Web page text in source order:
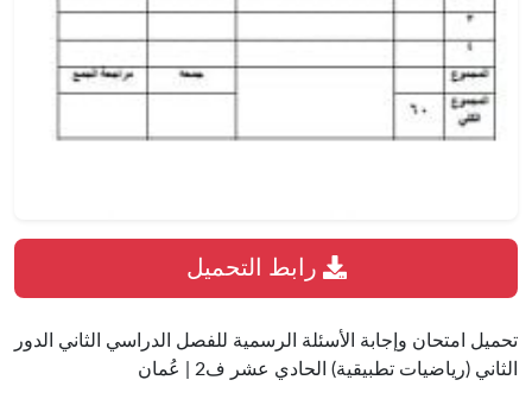
تحميل امتحان وإجابة الأسئلة الرسمية للفصل الدراسي الثاني الدور
الثاني (رياضيات تطبيقية) الحادي عشر ف2 | عُمان